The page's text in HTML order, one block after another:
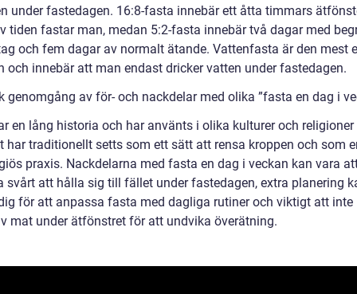
under fastedagen. 16:8-fasta innebär ett åtta timmars
tiden fastar man, medan 5:2-fasta innebär två dagar med
och fem dagar av normalt ätande. Vattenfasta är den mest
och innebär att man endast dricker vatten under fastedagen.
genomgång av för- och nackdelar med olika ”fasta en dag i
en lång historia och har använts i olika kulturer och
har traditionellt setts som ett sätt att rensa kroppen och som
praxis. Nackdelarna med fasta en dag i veckan kan vara
svårt att hålla sig till fället under fastedagen, extra planering
för att anpassa fasta med dagliga rutiner och viktigt att inte
mat under ätfönstret för att undvika överätning.